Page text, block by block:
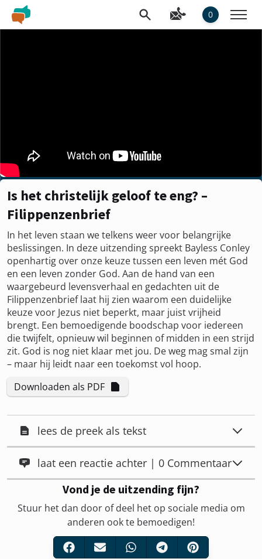
0
Is het christelijk geloof te eng? –
Filippenzenbrief
In het leven staan we telkens weer voor belangrijke
beslissingen. In deze uitzending spreekt Bayless Conley
openhartig over onze keuze tussen een leven mét God
en een leven zonder God. Aan de hand van een
waargebeurd levensverhaal en gedachten uit de
Filippenzenbrief laat hij zien waarom een duidelijke
keuze voor Jezus niet beperkt, maar juist vrijheid
brengt. Een bemoedigende boodschap voor iedereen
die twijfelt, opnieuw wil beginnen of midden in een strijd
zit. God is nog niet klaar met jou. De weg mag smal zijn
– maar hij leidt naar een toekomst vol hoop.
Downloaden als PDF
lees de preek als tekst
laat een reactie achter | 0 Commentaar
Vond je de uitzending fijn?
Stuur het dan door of deel het op sociale media om
anderen ook te bemoedigen!